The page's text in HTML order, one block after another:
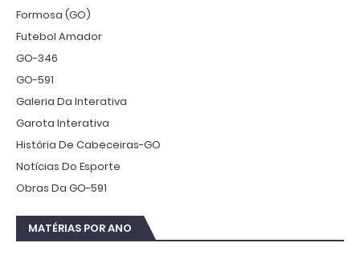
Formosa (GO)
Futebol Amador
GO-346
GO-591
Galeria Da Interativa
Garota Interativa
História De Cabeceiras-GO
Notícias Do Esporte
Obras Da GO-591
MATÉRIAS POR ANO